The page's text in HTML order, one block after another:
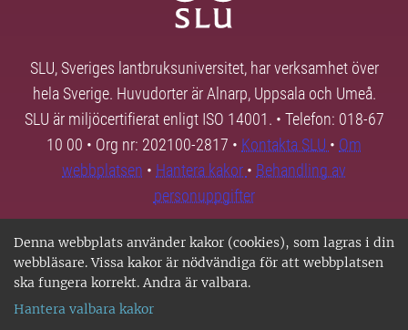
Denna webbplats använder kakor (cookies), som lagras i din
webbläsare. Vissa kakor är nödvändiga för att webbplatsen
ska fungera korrekt. Andra är valbara.
Hantera valbara kakor
SLU, Sveriges lantbruksuniversitet, har verksamhet över
hela Sverige. Huvudorter är Alnarp, Uppsala och Umeå.
SLU är miljöcertifierat enligt ISO 14001. • Telefon: 018-67
10 00 • Org nr: 202100-2817 • Kontakta SLU • Om
webbplatsen • Hantera kakor • Behandling av
personuppgifter